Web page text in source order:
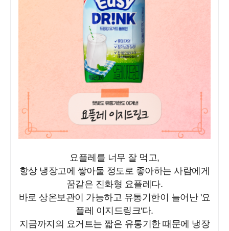
요플레를 너무 잘 먹고,
항상 냉장고에 쌓아둘 정도로 좋아하는 사람에게
꿈같은 진화형 요플레다.
바로 상온보관이 가능하고 유통기한이 늘어난 '요
플레 이지드링크'다.
지금까지의 요거트는 짧은 유통기한 때문에 냉장